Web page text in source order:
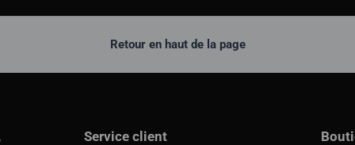
Retour en haut de la page
Service client